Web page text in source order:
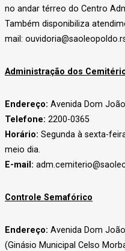
no andar térreo do Centro
Também disponibiliza
mail:
Administração dos
Endereço: Avenida Dom
Telefone: 2200-0365
Horário: Segunda à sexta-
meio dia.
E-mail:
Controle Semafórico
Endereço: Avenida Dom
(Ginásio Municipal Celso